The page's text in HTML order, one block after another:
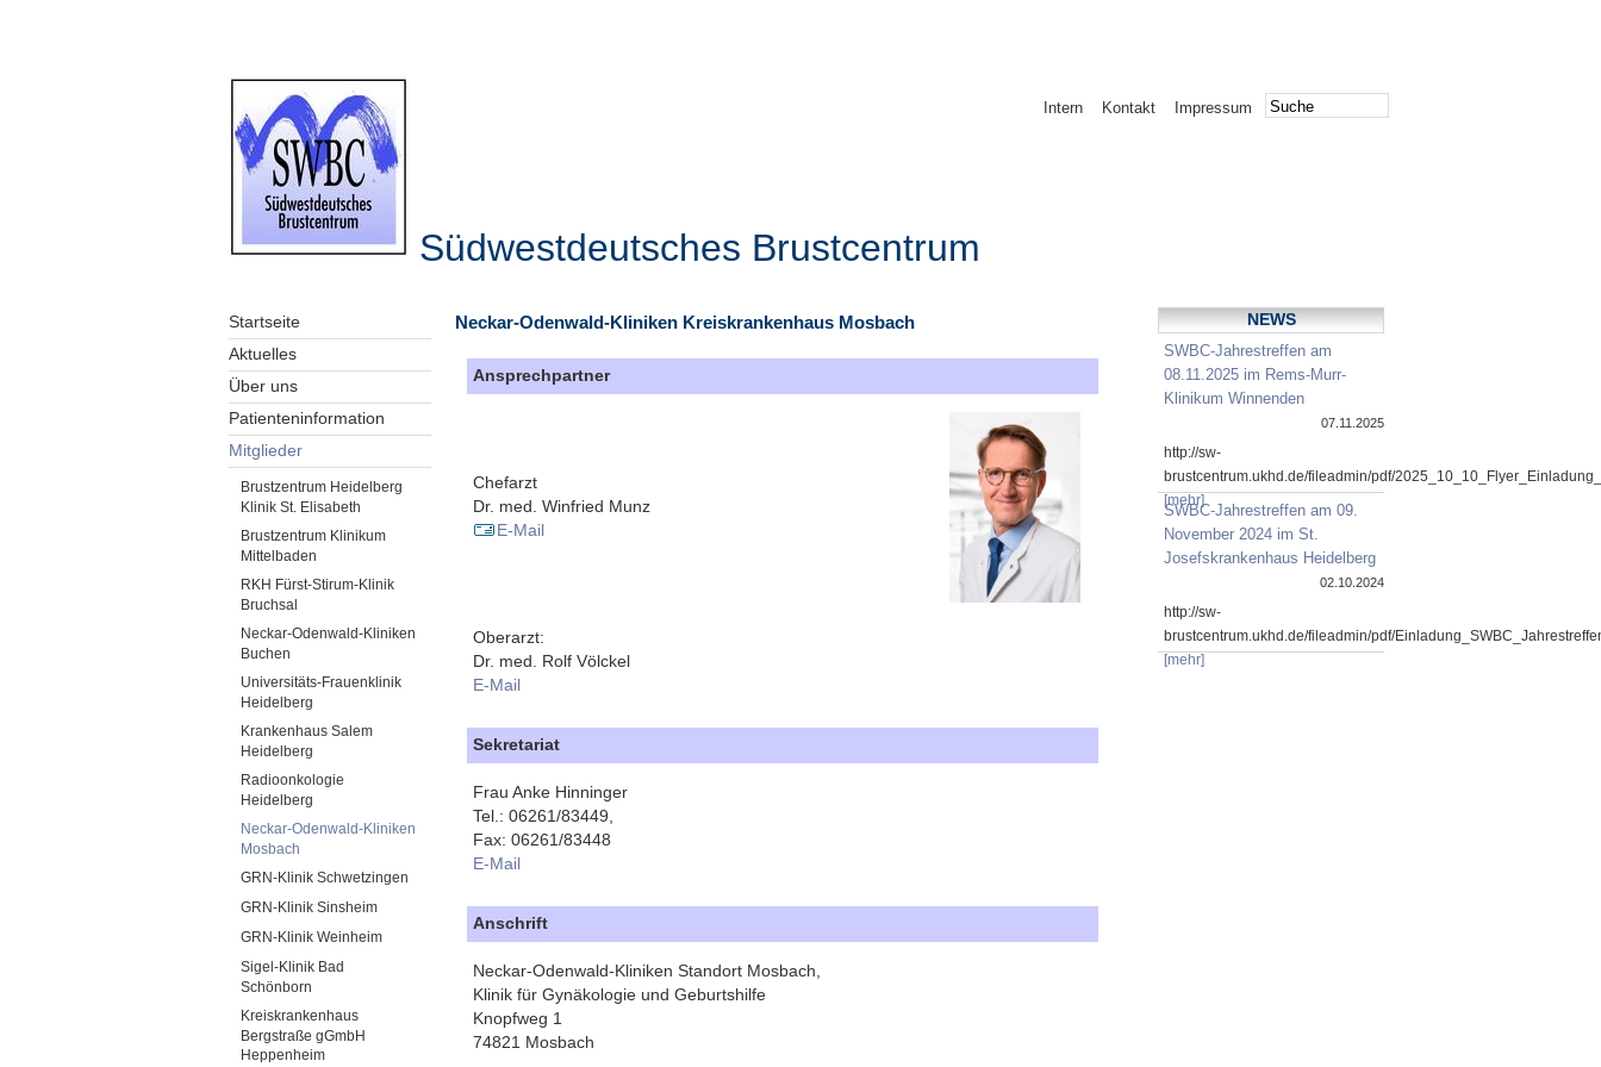
Intern Kontakt Impressum
Südwestdeutsches Brustcentrum
Startseite
Aktuelles
Über uns
Patienteninformation
Mitglieder
Brustzentrum Heidelberg
Klinik St. Elisabeth
Brustzentrum Klinikum
Mittelbaden
RKH Fürst-Stirum-Klinik
Bruchsal
Neckar-Odenwald-Kliniken
Buchen
Universitäts-Frauenklinik
Heidelberg
Krankenhaus Salem
Heidelberg
Radioonkologie
Heidelberg
Neckar-Odenwald-Kliniken
Mosbach
GRN-Klinik Schwetzingen
GRN-Klinik Sinsheim
GRN-Klinik Weinheim
Sigel-Klinik Bad
Schönborn
Kreiskrankenhaus
Bergstraße gGmbH
Heppenheim
Neckar-Odenwald-Kliniken Kreiskrankenhaus Mosbach
Ansprechpartner
Chefarzt
Dr. med. Winfried Munz
E-Mail
Oberarzt:
Dr. med. Rolf Völckel
E-Mail
Sekretariat
Frau Anke Hinninger
Tel.: 06261/83449,
Fax: 06261/83448
E-Mail
Anschrift
Neckar-Odenwald-Kliniken Standort Mosbach,
Klinik für Gynäkologie und Geburtshilfe
Knopfweg 1
74821 Mosbach
NEWS
SWBC-Jahrestreffen am
08.11.2025 im Rems-Murr-
Klinikum Winnenden
07.11.2025
http://sw-
brustcentrum.ukhd.de/fileadmin/pdf/
[mehr]
SWBC-Jahrestreffen am 09.
November 2024 im St.
Josefskrankenhaus Heidelberg
02.10.2024
http://sw-
brustcentrum.ukhd.de/fileadmin/pdf/
[mehr]